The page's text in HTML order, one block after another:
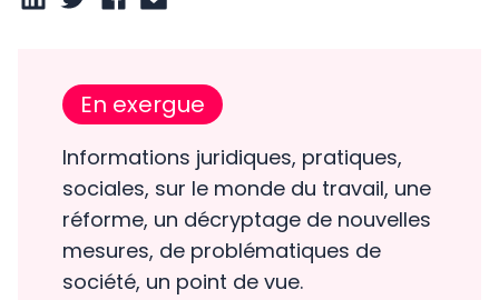
En exergue
Informations juridiques, pratiques,
sociales, sur le monde du travail, une
réforme, un décryptage de nouvelles
mesures, de problématiques de
société, un point de vue.